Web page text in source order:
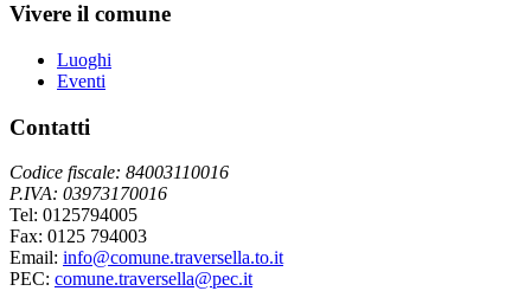
Vivere il comune
Luoghi
Eventi
Contatti
Codice fiscale: 84003110016
P.IVA: 03973170016
Tel: 0125794005
Fax: 0125 794003
Email: info@comune.traversella.to.it
PEC: comune.traversella@pec.it